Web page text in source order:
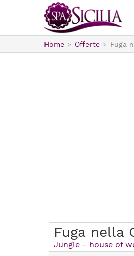
Home Offerte Fuga
Fuga nella
Jungle - house of